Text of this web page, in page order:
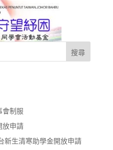
會制服
放申請
新生清寒助學金開放申請